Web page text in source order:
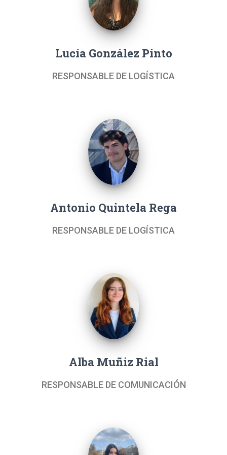
Lucía González Pinto
RESPONSABLE DE LOGÍSTICA
Antonio Quintela Rega
RESPONSABLE DE LOGÍSTICA
Alba Muñiz Rial
RESPONSABLE DE COMUNICACIÓN